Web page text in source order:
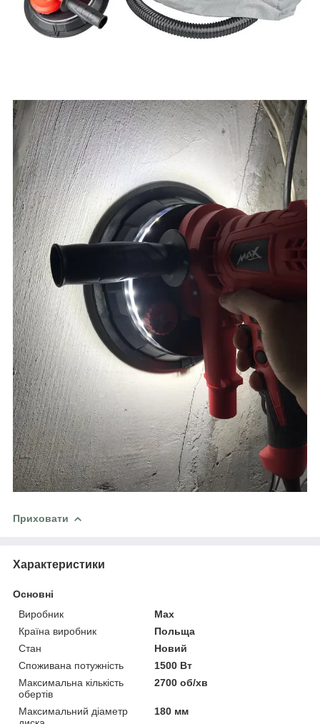
Приховати
Характеристики
Основні
Виробник
Max
Країна виробник
Польща
Стан
Новий
Споживана потужність
1500 Вт
Максимальна кількість
обертів
2700 об/хв
Максимальний діаметр
180 мм